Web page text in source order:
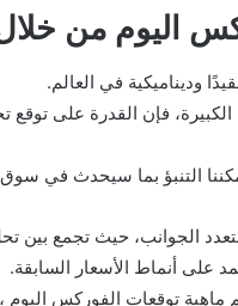
اليوم من
وديناميكية في العالم.
الكبيرة، فإن القدرة على
التنبؤ بما سيحدث في
الجوانب، حيث تجمع بين
على أنماط الأسعار السابقة.
توقعات الفوركس